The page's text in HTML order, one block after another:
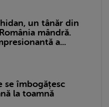
un tânăr din
mândră.
a...
se îmbogățesc
la toamnă